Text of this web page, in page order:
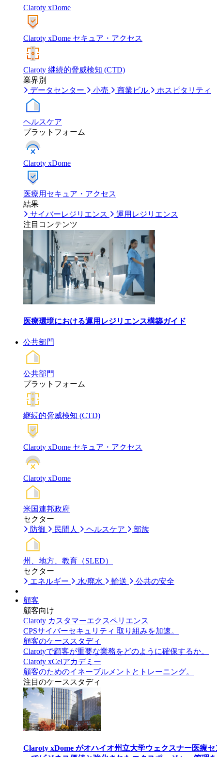
Claroty xDome
Claroty xDome セキュア・アクセス
Claroty 継続的脅威検知 (CTD)
業界別
データセンター
小売 商業ビル ホスピタリティ
ヘルスケア
プラットフォーム
Claroty xDome
医療用セキュア・アクセス
結果
サイバーレジリエンス
運用レジリエンス
注目コンテンツ
医療環境における運用レジリエンス構築ガイド
公共部門
公共部門
プラットフォーム
継続的脅威検知 (CTD)
Claroty xDome セキュア・アクセス
Claroty xDome
米国連邦政府
セクター
防御
民間人 ヘルスケア 部族
州、地方、教育（SLED）
セクター
エネルギー
水/廃水 輸送 公共の安全
顧客
顧客向け
Claroty カスタマーエクスペリエンス
CPSサイバーセキュリティ 取り組みを加速。
顧客のケーススタディ
Clarotyで顧客が重要な業務をどのように確保するか。
Claroty xCelアカデミー
顧客のためのイネーブルメントとトレーニング。
注目のケーススタディ
Claroty xDome がオハイオ州立大学ウェクスナー医療セ